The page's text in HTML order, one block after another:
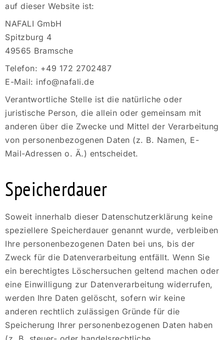
auf dieser Website ist:
NAFALI GmbH
Spitzburg 4
49565 Bramsche
Telefon: +49 172 2702487
E-Mail: info@nafali.de
Verantwortliche Stelle ist die natürliche oder
juristische Person, die allein oder gemeinsam mit
anderen über die Zwecke und Mittel der Verarbeitung
von personenbezogenen Daten (z. B. Namen, E-
Mail-Adressen o. Ä.) entscheidet.
Speicherdauer
Soweit innerhalb dieser Datenschutzerklärung keine
speziellere Speicherdauer genannt wurde, verbleiben
Ihre personenbezogenen Daten bei uns, bis der
Zweck für die Datenverarbeitung entfällt. Wenn Sie
ein berechtigtes Löschersuchen geltend machen oder
eine Einwilligung zur Datenverarbeitung widerrufen,
werden Ihre Daten gelöscht, sofern wir keine
anderen rechtlich zulässigen Gründe für die
Speicherung Ihrer personenbezogenen Daten haben